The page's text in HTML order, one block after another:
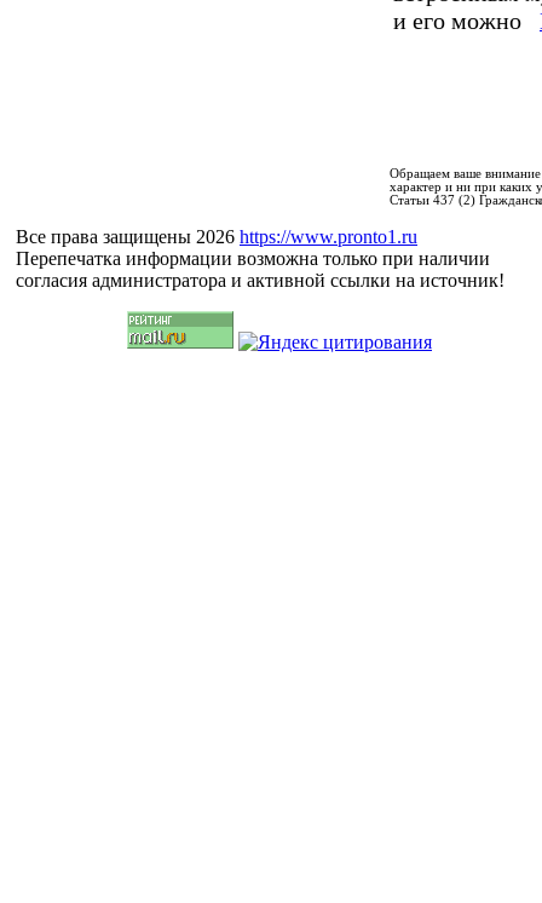
и его можно
Обращаем ваше
характер и ни при каких
Статьи 437 (2)
Все права защищены 2026 https://www.pronto1.ru
Перепечатка информации возможна только при наличии
согласия администратора и активной ссылки на источник!